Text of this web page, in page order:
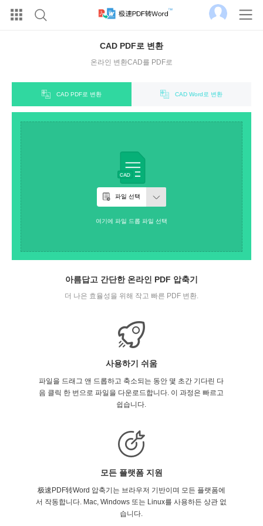
CAD PDF로 변환
온라인 변환CAD를 PDF로
CAD PDF로 변환 CAD Word로 변환
파일 선택
여기에 파일 드롭 파일 선택
아름답고 간단한 온라인 PDF 압축기
더 나은 효율성을 위해 작고 빠른 PDF 변환.
사용하기 쉬움
파일을 드래그 앤 드롭하고 축소되는 동안 몇 초간 기다린 다
음 클릭 한 번으로 파일을 다운로드합니다. 이 과정은 빠르고
쉽습니다.
모든 플랫폼 지원
极速PDF转Word 압축기는 브라우저 기반이며 모든 플랫폼에
서 작동합니다. Mac, Windows 또는 Linux를 사용하든 상관 없
습니다.